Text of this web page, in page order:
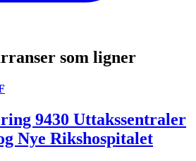
som ligner
9430 Uttakssentraler
Nye Rikshospitalet